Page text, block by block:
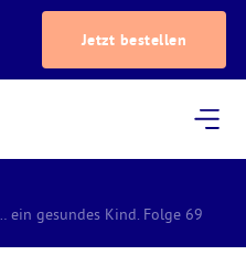
Jetzt bestellen
ein gesundes Kind. Folge 69